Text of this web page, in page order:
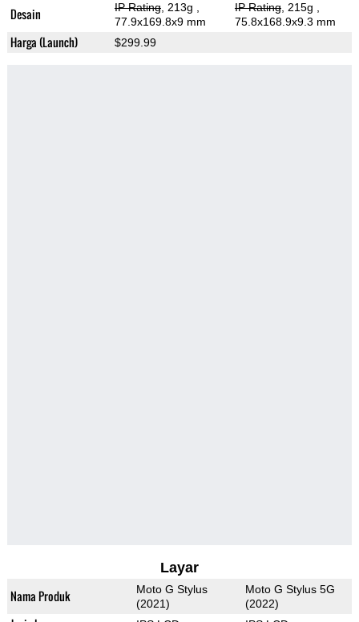
Desain IP Rating, 213g
77.9x169.8x9 mm
IP Rating, 215g
75.8x168.9x9.3 mm
Harga (Launch) $299.99
Layar
Nama Produk
Moto G Stylus
(2021)
Moto G Stylus 5G
(2022)